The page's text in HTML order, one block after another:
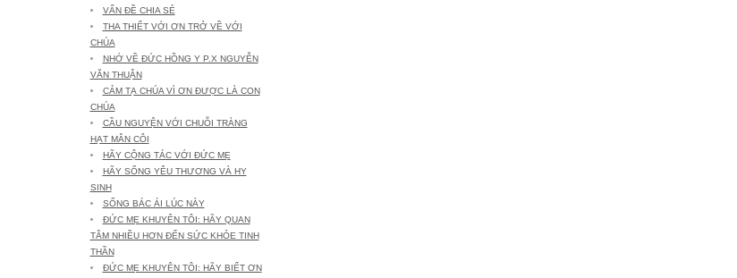
VẤN ĐỀ CHIA SẺ
THA THIẾT VỚI ƠN TRỞ VỀ VỚI
CHÚA
NHỚ VỀ ĐỨC HỒNG Y P.X NGUYỄN
VĂN THUẬN
CẢM TẠ CHÚA VÌ ƠN ĐƯỢC LÀ CON
CHÚA
CẦU NGUYỆN VỚI CHUỖI TRÀNG
HẠT MÂN CÔI
HÃY CỘNG TÁC VỚI ĐỨC MẸ
HÃY SỐNG YÊU THƯƠNG VÀ HY
SINH
SỐNG BÁC ÁI LÚC NÀY
ĐỨC MẸ KHUYÊN TÔI: HÃY QUAN
TÂM NHIỀU HƠN ĐẾN SỨC KHỎE TINH
THẦN
ĐỨC MẸ KHUYÊN TÔI: HÃY BIẾT ƠN